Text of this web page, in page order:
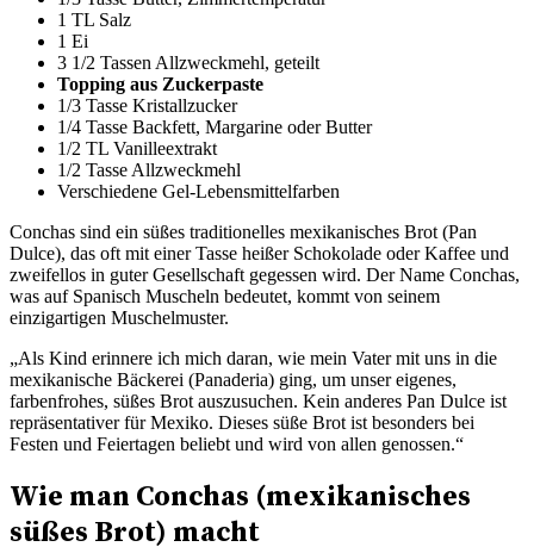
1 TL Salz
1 Ei
3 1/2 Tassen Allzweckmehl, geteilt
Topping aus Zuckerpaste
1/3 Tasse Kristallzucker
1/4 Tasse Backfett, Margarine oder Butter
1/2 TL Vanilleextrakt
1/2 Tasse Allzweckmehl
Verschiedene Gel-Lebensmittelfarben
Conchas sind ein süßes traditionelles mexikanisches Brot (Pan
Dulce), das oft mit einer Tasse heißer Schokolade oder Kaffee und
zweifellos in guter Gesellschaft gegessen wird. Der Name Conchas,
was auf Spanisch Muscheln bedeutet, kommt von seinem
einzigartigen Muschelmuster.
„Als Kind erinnere ich mich daran, wie mein Vater mit uns in die
mexikanische Bäckerei (Panaderia) ging, um unser eigenes,
farbenfrohes, süßes Brot auszusuchen. Kein anderes Pan Dulce ist
repräsentativer für Mexiko. Dieses süße Brot ist besonders bei
Festen und Feiertagen beliebt und wird von allen genossen.“
Wie man Conchas (mexikanisches
süßes Brot) macht